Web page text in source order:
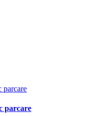
parcare